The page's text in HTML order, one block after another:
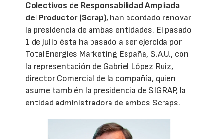
Colectivos de Responsabilidad Ampliada
del Productor (Scrap), han acordado renovar
la presidencia de ambas entidades. El pasado
1 de julio ésta ha pasado a ser ejercida por
TotalEnergies Marketing España, S.A.U., con
la representación de Gabriel López Ruiz,
director Comercial de la compañía, quien
asume también la presidencia de SIGRAP, la
entidad administradora de ambos Scraps.